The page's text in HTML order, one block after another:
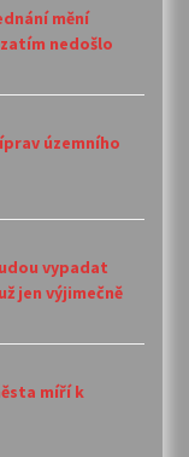
mění
nedošlo
územního
vypadat
jen výjimečně
míří k